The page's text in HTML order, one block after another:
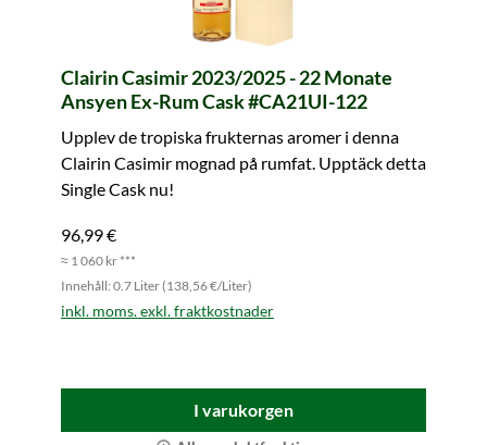
Clairin Casimir 2023/2025 - 22 Monate
Ansyen Ex-Rum Cask #CA21UI-122
Upplev de tropiska frukternas aromer i denna
Clairin Casimir mognad på rumfat. Upptäck detta
Single Cask nu!
96,99 €
≈ 1 060 kr ***
Innehåll: 0.7 Liter (138,56 €/Liter)
inkl. moms. exkl. fraktkostnader
I varukorgen